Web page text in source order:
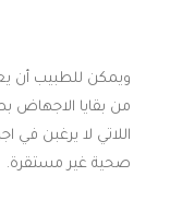
ويمكن للطبيب أن
من بقايا الاجهاض
اللاتي لا يرغبن في
صحية غير مستقرة.